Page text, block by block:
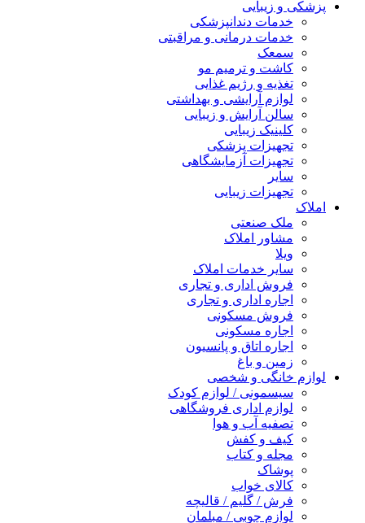
پزشکی و زیبایی
خدمات دندانپزشکی
خدمات درمانی و مراقبتی
سمعک
کاشت و ترمیم مو
تغذیه و رژیم غذایی
لوازم آرایشی و بهداشتی
سالن آرایش و زیبایی
کلینیک زیبایی
تجهیزات پزشکی
تجهیزات آزمایشگاهی
سایر
تجهیزات زیبایی
املاک
ملک صنعتی
مشاور املاک
ویلا
سایر خدمات املاک
فروش اداری و تجاری
اجاره اداری و تجاری
فروش مسکونی
اجاره مسکونی
اجاره اتاق و پانسیون
زمین و باغ
لوازم خانگی و شخصی
سیسمونی / لوازم کودک
لوازم اداری فروشگاهی
تصفیه آب و هوا
کیف و کفش
مجله و کتاب
پوشاک
کالای خواب
فرش / گلیم / قالیچه
لوازم چوبی / مبلمان